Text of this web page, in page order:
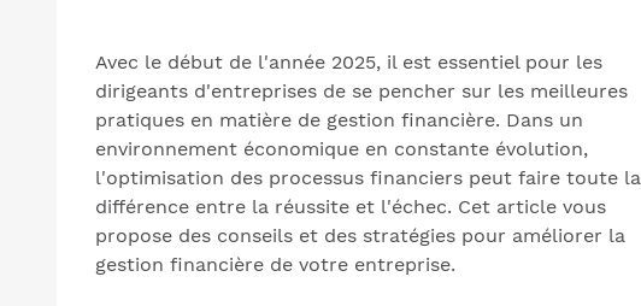
Avec le début de l'année 2025, il est essentiel pour les
dirigeants d'entreprises de se pencher sur les meilleures
pratiques en matière de gestion financière. Dans un
environnement économique en constante évolution,
l'optimisation des processus financiers peut faire toute la
différence entre la réussite et l'échec. Cet article vous
propose des conseils et des stratégies pour améliorer la
gestion financière de votre entreprise.